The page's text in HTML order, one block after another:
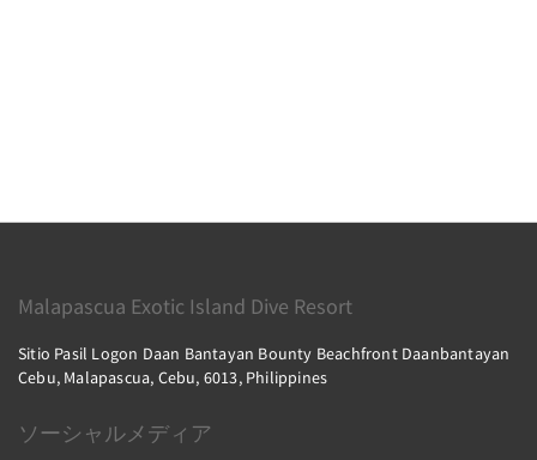
Malapascua Exotic Island Dive Resort
Sitio Pasil Logon Daan Bantayan Bounty Beachfront Daanbantayan
Cebu, Malapascua, Cebu, 6013, Philippines
ソーシャルメディア